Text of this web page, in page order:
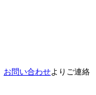
お問い合わせよりご連絡